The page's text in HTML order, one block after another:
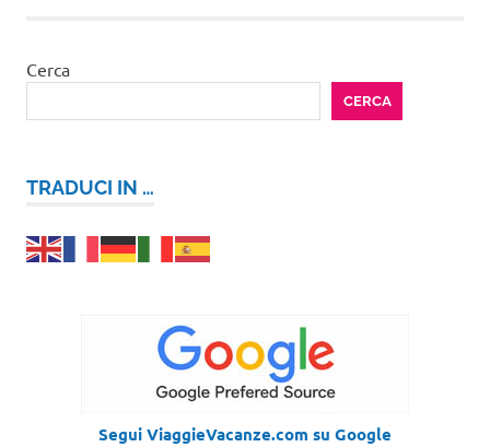
Cerca
CERCA
TRADUCI IN …
Segui ViaggieVacanze.com su Google